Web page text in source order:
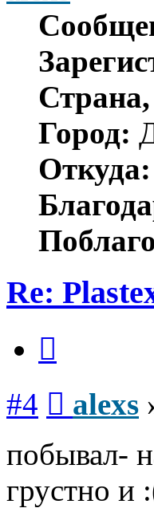
Город:
Откуда:
Re:
#4 alexs
побывал-
грустно и